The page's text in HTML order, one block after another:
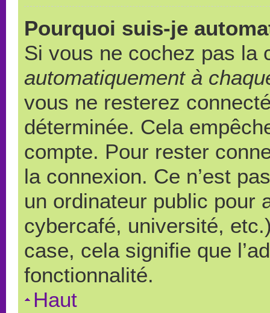
Pourquoi suis-je
Si vous ne cochez pas la
automatiquement à
vous ne resterez
déterminée. Cela
compte. Pour rester
la connexion. Ce n’est
un ordinateur public pour
cybercafé, université,
case, cela signifie que
fonctionnalité.
Haut